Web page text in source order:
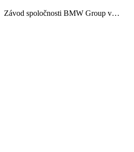
Závod spoločnosti BMW Group v…